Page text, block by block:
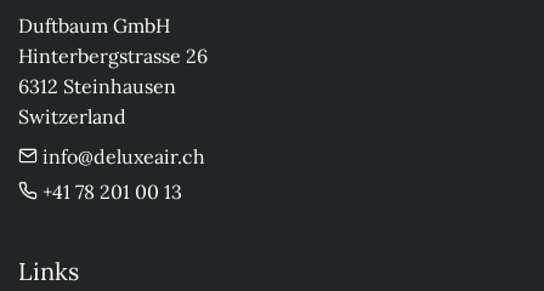
Duftbaum GmbH
Hinterbergstrasse 26
6312 Steinhausen
Switzerland
info@deluxeair.ch
+41 78 201 00 13
Links